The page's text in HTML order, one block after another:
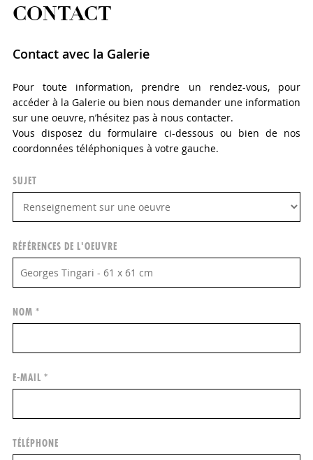
CONTACT
Contact avec la Galerie
Pour toute information, prendre un rendez-vous, pour
accéder à la Galerie ou bien nous demander une information
sur une oeuvre, n’hésitez pas à nous contacter.
Vous disposez du formulaire ci-dessous ou bien de nos
coordonnées téléphoniques à votre gauche.
SUJET
RÉFÉRENCES DE L'OEUVRE
NOM *
E-MAIL *
TÉLÉPHONE